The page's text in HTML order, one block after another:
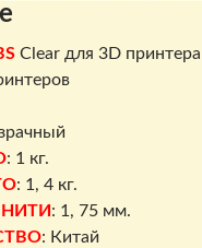
Clear для 3D принтера
: 1 кг.
: 1, 4 кг.
: 1, 75 мм.
: Китай